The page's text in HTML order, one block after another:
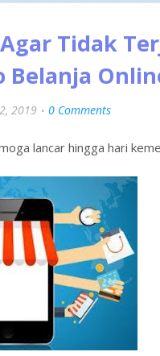
Tidak
Belanja
2019 0 Comments
lancar hingga hari